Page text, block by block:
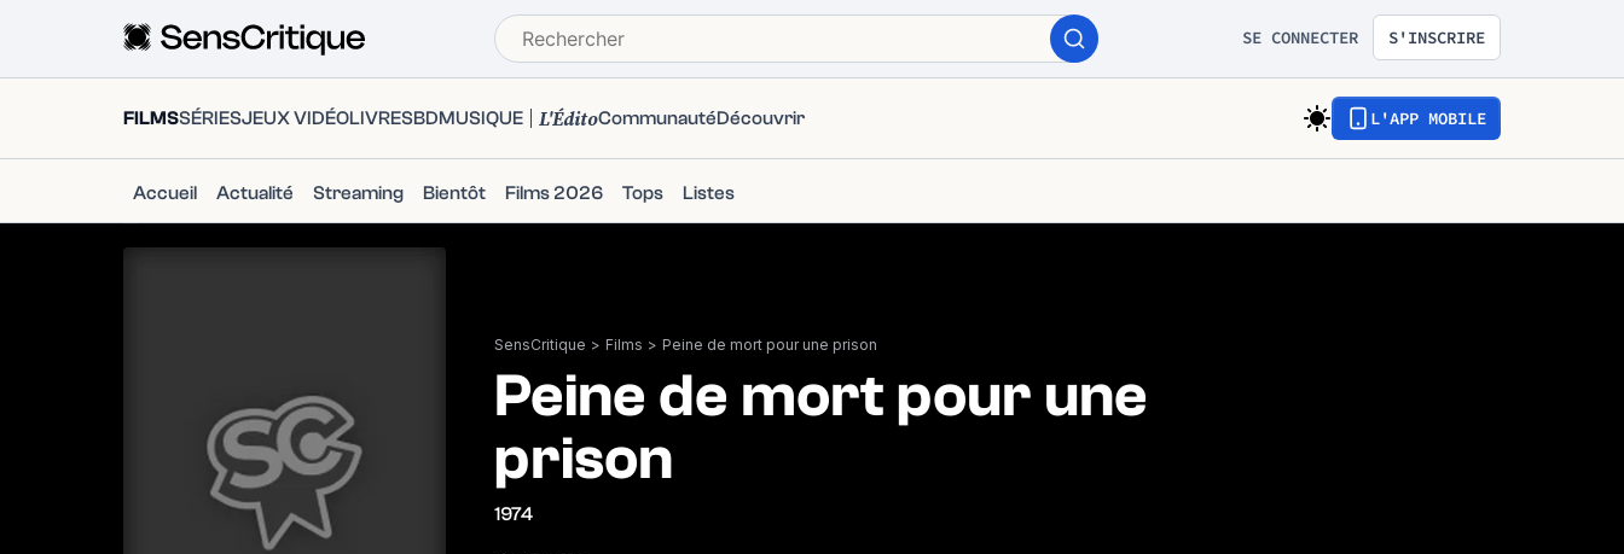
SE CONNECTER S'INSCRIRE
FILMSSÉRIESJEUX VIDÉOLIVRESBDMUSIQUE L'ÉditoCommunautéDécouvrir L'APP MOBILE
Accueil Actualité Streaming Bientôt Films 2026 Tops Listes
SensCritique > Films > Peine de mort pour une prison
Peine de mort pour une
prison
1974